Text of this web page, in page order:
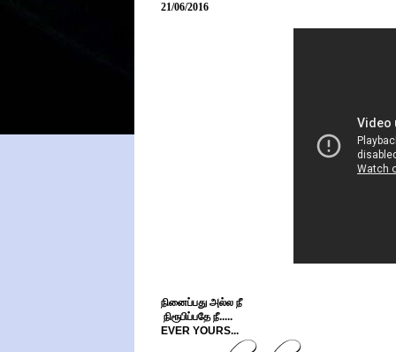
21/06/2016
நினைப்பது அல்ல நீ
நிரூபிப்பதே நீ.....
EVER YOURS...